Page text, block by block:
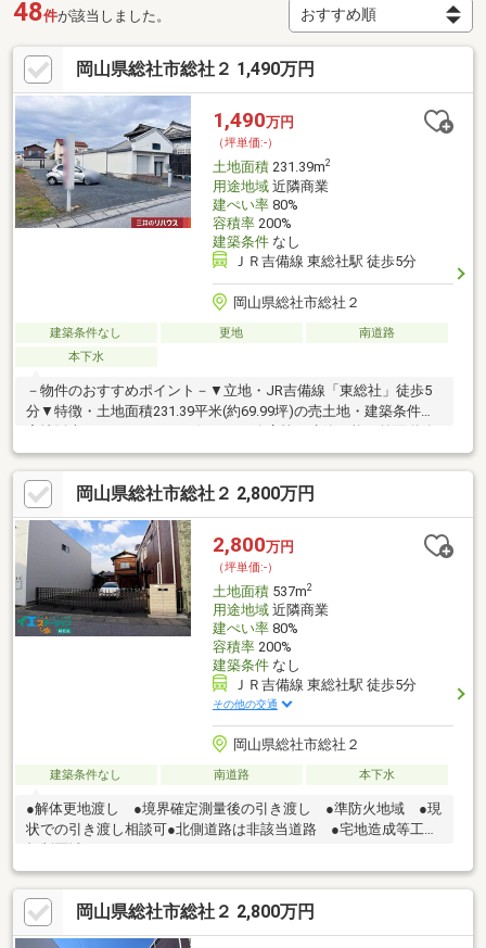
48件が該当しました。
岡山県総社市総社２ 1,490万円
1,490万円
（坪単価:-）
土地面積231.39m2
用途地域近隣商業
建ぺい率80%
容積率200%
建築条件なし
ＪＲ吉備線 東総社駅 徒歩5分
岡山県総社市総社２
建築条件なし 更地
南道路
本下水
－物件のおすすめポイント－▼立地・JR吉備線「東総社」徒歩5
分▼特徴・土地面積231.39平米(約69.99坪)の売土地・建築条件付
宅地販売ではないため、お好きな工務店等で建築可能・前面道路
は南側幅員約4.9mの公道、接道間口は約7.6m・現況更地▼周辺環
境・スーパー「マルナカ総社店」徒歩4分(約310m)・医療法人薬
師寺慈恵病院 徒歩3分(約210m)・総社市立総社小学校 徒歩9分(約
670m)・セブンイレブン東総社駅前店 徒歩4分(約310m)■ ご希望
の住まい探しをお手伝いします ━━━━━・・・物件の詳細・ご
相談はお気軽にお問い合わせください。
岡山県総社市総社２ 2,800万円
2,800万円
（坪単価:-）
土地面積537m2
用途地域近隣商業
建ぺい率80%
容積率200%
建築条件なし
ＪＲ吉備線 東総社駅 徒歩5分
その他の交通
岡山県総社市総社２
建築条件なし 南道路 本下水
●解体更地渡し ●境界確定測量後の引き渡し ●準防火地域 ●現
状での引き渡し相談可●北側道路は非該当道路 ●宅地造成等工事
岡山県総社市総社２ 2,800万円